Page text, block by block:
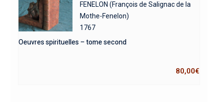
FENELON (François de Salignac de la
Mothe-Fenelon)
1767
Oeuvres spirituelles – tome second
80,00€